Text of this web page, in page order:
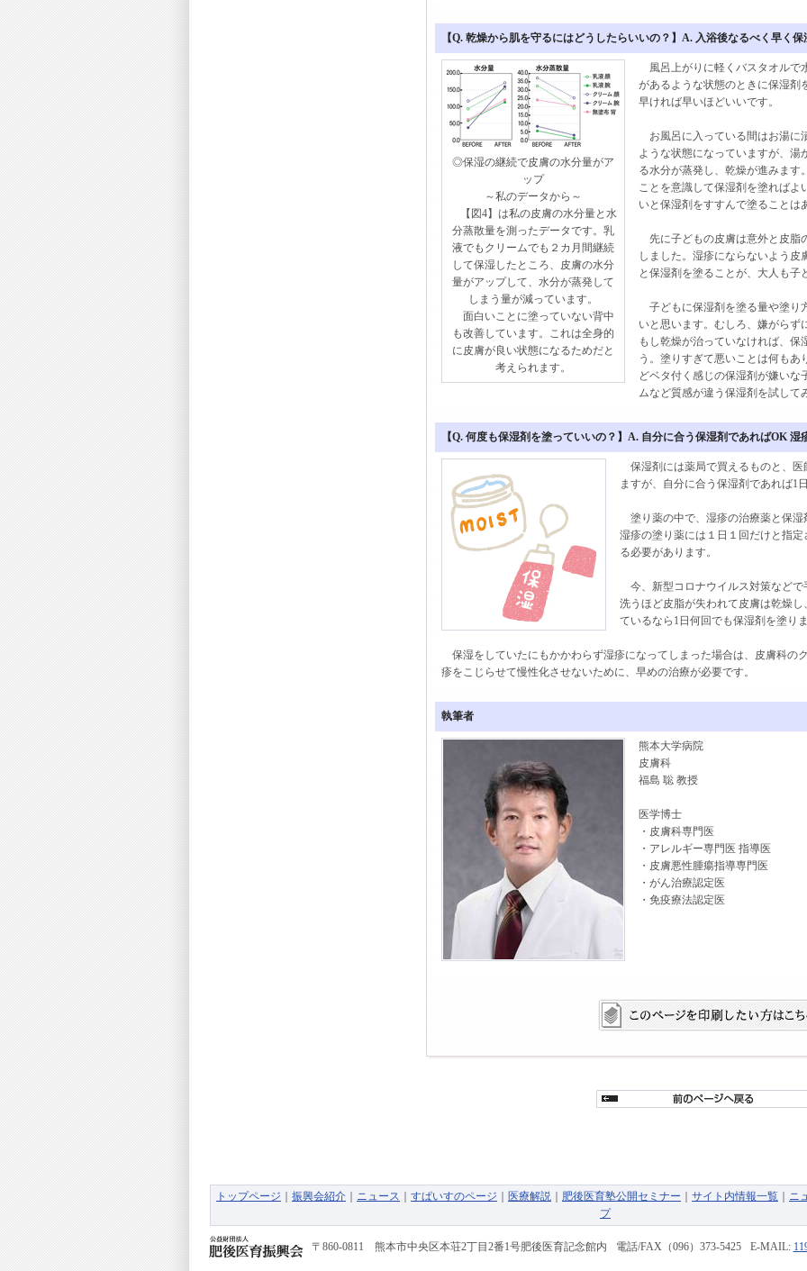
【Q. 乾燥から肌を守るにはどうしたらいいの？】A. 入浴後なるべく早く保
◎保湿の継続で皮膚の水分量がア
ップ
～私のデータから～
【図4】は私の皮膚の水分量と水
分蒸散量を測ったデータです。乳
液でもクリームでも２カ月間継続
して保湿したところ、皮膚の水分
量がアップして、水分が蒸発して
しまう量が減っています。
面白いことに塗っていない背中
も改善しています。これは全身的
に皮膚が良い状態になるためだと
考えられます。
風呂上がりに軽くバスタオルで
があるような状態のときに保湿剤
早ければ早いほどいいです。
お風呂に入っている間はお湯に
ような状態になっていますが、湯
る水分が蒸発し、乾燥が進みます
ことを意識して保湿剤を塗ればよ
いと保湿剤をすすんで塗ることは
先に子どもの皮膚は意外と皮脂
しました。湿疹にならないよう
と保湿剤を塗ることが、大人も子
子どもに保湿剤を塗る量や塗り
いと思います。むしろ、嫌がらず
もし乾燥が治っていなければ、
う。塗りすぎて悪いことは何も
どベタ付く感じの保湿剤が嫌い
ムなど質感が違う保湿剤を試して
【Q. 何度も保湿剤を塗っていいの？】A. 自分に合う保湿剤であればOK 湿
保湿剤には薬局で買えるものと、医
ますが、自分に合う保湿剤であれば1
塗り薬の中で、湿疹の治療薬と保湿
湿疹の塗り薬には１日１回だけと指
る必要があります。
今、新型コロナウイルス対策などで
洗うほど皮脂が失われて皮膚は乾燥
ているなら1日何回でも保湿剤を塗り
保湿をしていたにもかかわらず湿疹になってしまった場合は、皮膚科の
疹をこじらせて慢性化させないために、早めの治療が必要です。
執筆者
熊本大学病院
皮膚科
福島 聡 教授
医学博士
・皮膚科専門医
・アレルギー専門医 指導医
・皮膚悪性腫瘍指導専門医
・がん治療認定医
・免疫療法認定医
トップページ 振興会紹介 ニュース すぱいすのページ 医療解説 肥後医育塾公開セミナー サイト内情報一覧
ニ
プ
〒860-0811 熊本市中央区本荘2丁目2番1号肥後医育記念館内 電話/FAX（096）373-5425 E-MAIL: